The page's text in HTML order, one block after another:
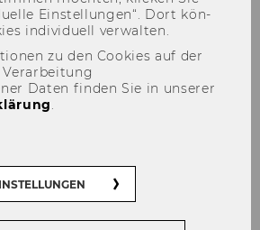
Pending Cases at the Court
of the European Union on
November 20-21, 2020
Perspektive:
oder Systembruch?" - 29.
Ein­stel­lun­gen“. Dort kön­
in­di­vi­du­ell ver­wal­ten.
zu den Cookies auf der
Daten finden Sie in unserer